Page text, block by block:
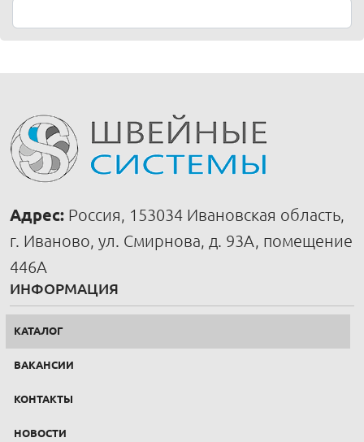
Адрес: Россия, 153034 Ивановская область,
г. Иваново, ул. Смирнова, д. 93А, помещение
446А
ИНФОРМАЦИЯ
КАТАЛОГ
ВАКАНСИИ
КОНТАКТЫ
НОВОСТИ